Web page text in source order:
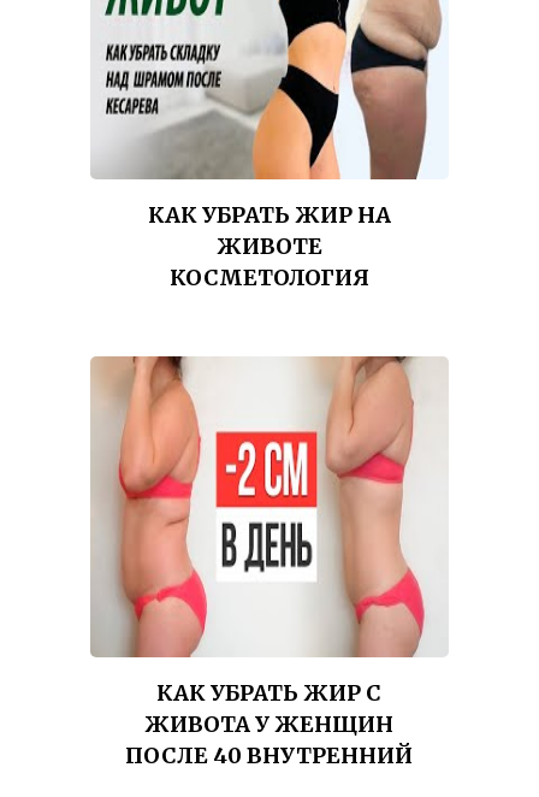
КАК УБРАТЬ ЖИР НА
ЖИВОТЕ
КОСМЕТОЛОГИЯ
КАК УБРАТЬ ЖИР С
ЖИВОТА У ЖЕНЩИН
ПОСЛЕ 40 ВНУТРЕННИЙ